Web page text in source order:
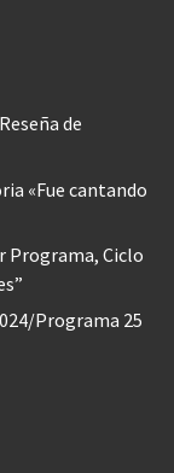
de
«Fue cantando
Programa, Ciclo
Programa 25